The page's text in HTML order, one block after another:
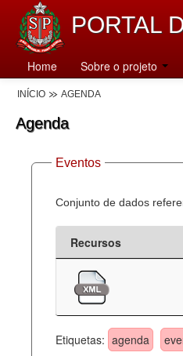
PORTAL
Home Sobre o projeto
INÍCIO AGENDA
Agenda
Eventos
Conjunto de dados
Recursos
Etiquetas: agenda